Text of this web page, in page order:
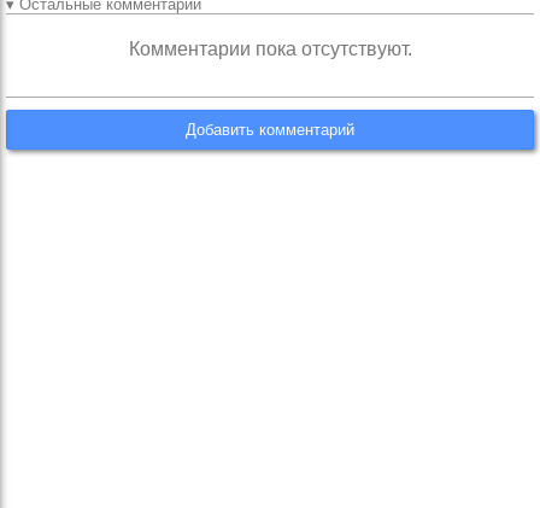
▾ Остальные комментарии
Комментарии пока отсутствуют.
Добавить комментарий